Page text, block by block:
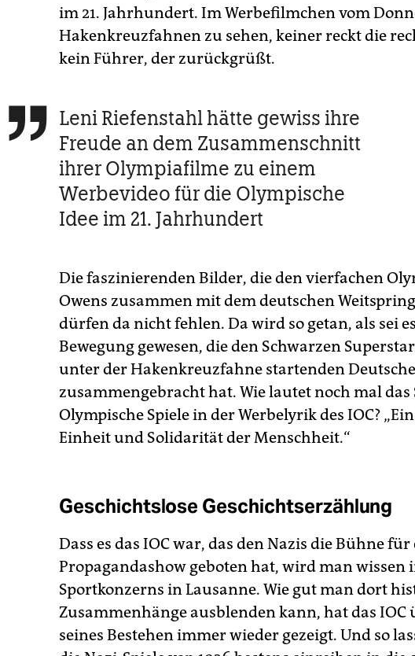
im 21. Jahrhundert. Im Werbefilmchen vom
Hakenkreuzfahnen zu sehen, keiner reckt die
kein Führer, der zurückgrüßt.
 Leni Riefenstahl hätte gewiss ihre
Freude an dem Zusammenschnitt
ihrer Olympiafilme zu einem
Werbevideo für die Olympische
Idee im 21. Jahrhundert
Die faszinierenden Bilder, die den vierfachen
Owens zusammen mit dem deutschen
dürfen da nicht fehlen. Da wird so getan, als sei
Bewegung gewesen, die den Schwarzen
unter der Hakenkreuzfahne startenden
zusammengebracht hat. Wie lautet noch mal
Olympische Spiele in der Werbelyrik des IOC?
Einheit und Solidarität der Menschheit.“
Geschichtslose Geschichtserzählung
Dass es das IOC war, das den Nazis die Bühne
Propagandashow geboten hat, wird man wissen
Sportkonzerns in Lausanne. Wie gut man dort
Zusammenhänge ausblenden kann, hat das IOC
seines Bestehen immer wieder gezeigt. Und so